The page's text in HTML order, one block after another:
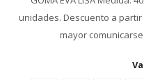
unidades. Descuento a
mayor